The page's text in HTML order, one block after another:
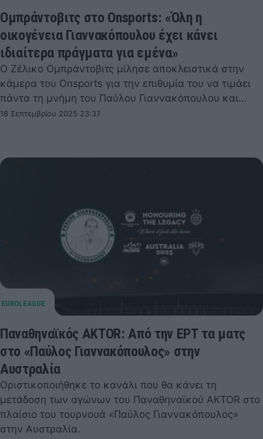
Ομπράντοβιτς στο Onsports: «Όλη η
οικογένεια Γιαννακόπουλου έχει κάνει
ιδιαίτερα πράγματα για εμένα»
Ο Ζέλικο Ομπράντοβιτς μίλησε αποκλειστικά στην
κάμερα του Onsports για την επιθυμία του να τιμάει
πάντα τη μνήμη του Παύλου Γιαννακόπουλου και…
18 Σεπτεμβρίου 2025 23:37
Παναθηναϊκός AKTOR: Από την ΕΡΤ τα ματς
στο «Παύλος Γιαννακόπουλος» στην
Αυστραλία
Οριστικοποιήθηκε το κανάλι που θα κάνει τη
μετάδοση των αγώνων του Παναθηναϊκού AKTOR στο
πλαίσιο του τουρνουά «Παύλος Γιαννακόπουλος»
στην Αυστραλία.